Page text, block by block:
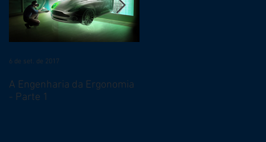
A Engenharia da Ergonomia
- Parte 1
6 de set. de 2017